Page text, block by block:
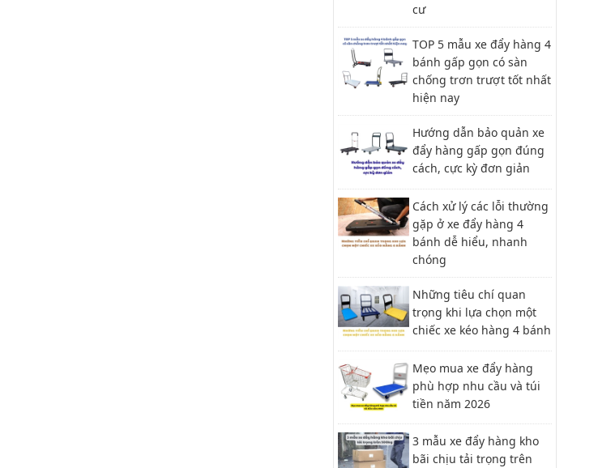
cư
TOP 5 mẫu xe đẩy hàng 4
bánh gấp gọn có sàn
chống trơn trượt tốt nhất
hiện nay
Hướng dẫn bảo quản xe
đẩy hàng gấp gọn đúng
cách, cực kỳ đơn giản
Cách xử lý các lỗi thường
gặp ở xe đẩy hàng 4
bánh dễ hiểu, nhanh
chóng
Những tiêu chí quan
trọng khi lựa chọn một
chiếc xe kéo hàng 4 bánh
Mẹo mua xe đẩy hàng
phù hợp nhu cầu và túi
tiền năm 2026
3 mẫu xe đẩy hàng kho
bãi chịu tải trọng trên